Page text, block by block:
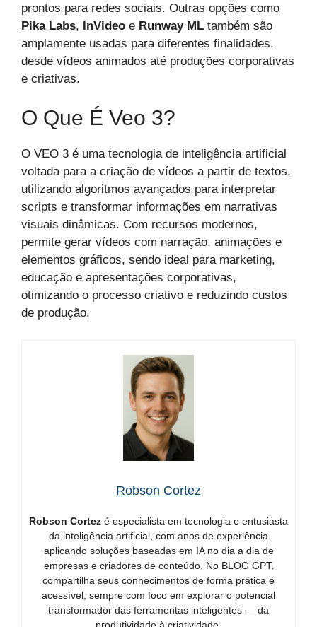
prontos para redes sociais. Outras opções como
Pika Labs, InVideo e Runway ML também são
amplamente usadas para diferentes finalidades,
desde vídeos animados até produções corporativas
e criativas.
O Que É Veo 3?
O VEO 3 é uma tecnologia de inteligência artificial
voltada para a criação de vídeos a partir de textos,
utilizando algoritmos avançados para interpretar
scripts e transformar informações em narrativas
visuais dinâmicas. Com recursos modernos,
permite gerar vídeos com narração, animações e
elementos gráficos, sendo ideal para marketing,
educação e apresentações corporativas,
otimizando o processo criativo e reduzindo custos
de produção.
Robson Cortez
Robson Cortez é especialista em tecnologia e entusiasta
da inteligência artificial, com anos de experiência
aplicando soluções baseadas em IA no dia a dia de
empresas e criadores de conteúdo. No BLOG GPT,
compartilha seus conhecimentos de forma prática e
acessível, sempre com foco em explorar o potencial
transformador das ferramentas inteligentes — da
produtividade à criatividade.